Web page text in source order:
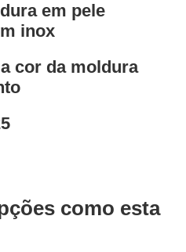
em pele
inox
cor da moldura
como esta